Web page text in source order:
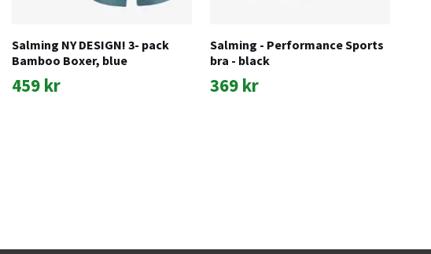
Salming NY DESIGN! 3- pack
Bamboo Boxer, blue
459 kr
Salming - Performance Sports
bra - black
369 kr